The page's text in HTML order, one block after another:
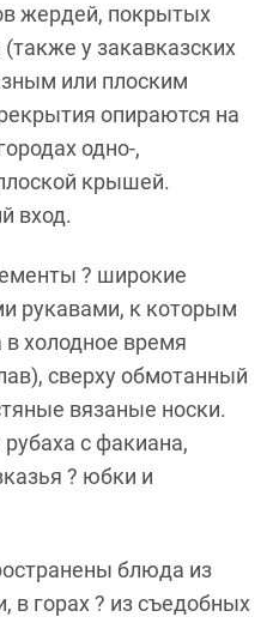
жердей, покрытых
у закавказских
или плоским
опираются на
одно-,
крышей.
вход.
? широкие
рукавами, к которым
холодное время
сверху обмотанный
вязаные носки.
с факиана,
? юбки и
блюда из
в горах ? из съедобных